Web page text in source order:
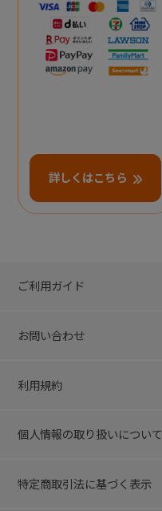
詳しくはこちら
ご利用ガイド
お問い合わせ
利用規約
個人情報の取り扱いについて
特定商取引法に基づく表示